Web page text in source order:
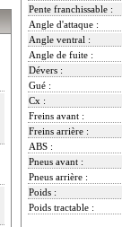
Pente franchissable :
Angle d'attaque :
Angle ventral :
Angle de fuite :
Dévers :
Gué :
Cx :
Freins avant :
Freins arrière :
ABS :
Pneus avant :
Pneus arrière :
Poids :
Poids tractable :